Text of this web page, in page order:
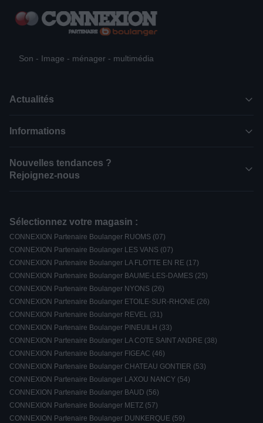
Son - Image - ménager - multimédia
Actualités
Informations
Nouvelles tendances ?
Rejoignez-nous
Sélectionnez votre magasin :
CONNEXION Partenaire Boulanger RUOMS (07)
CONNEXION Partenaire Boulanger LES VANS (07)
CONNEXION Partenaire Boulanger LA FLOTTE EN RE (17)
CONNEXION Partenaire Boulanger BAUME-LES-DAMES (25)
CONNEXION Partenaire Boulanger NYONS (26)
CONNEXION Partenaire Boulanger ETOILE-SUR-RHONE (26)
CONNEXION Partenaire Boulanger REVEL (31)
CONNEXION Partenaire Boulanger PINEUILH (33)
CONNEXION Partenaire Boulanger LA COTE SAINT ANDRE (38)
CONNEXION Partenaire Boulanger FIGEAC (46)
CONNEXION Partenaire Boulanger CHATEAU GONTIER (53)
CONNEXION Partenaire Boulanger LAXOU NANCY (54)
CONNEXION Partenaire Boulanger BAUD (56)
CONNEXION Partenaire Boulanger METZ (57)
CONNEXION Partenaire Boulanger DUNKERQUE (59)